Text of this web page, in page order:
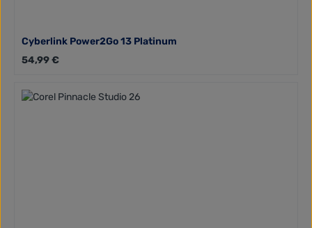
Cyberlink Power2Go 13 Platinum
Regulärer Preis:
54,99 €